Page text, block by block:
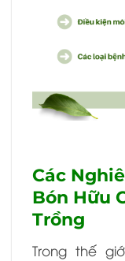
Các
Bón Hữu
Trồng
Trong thế